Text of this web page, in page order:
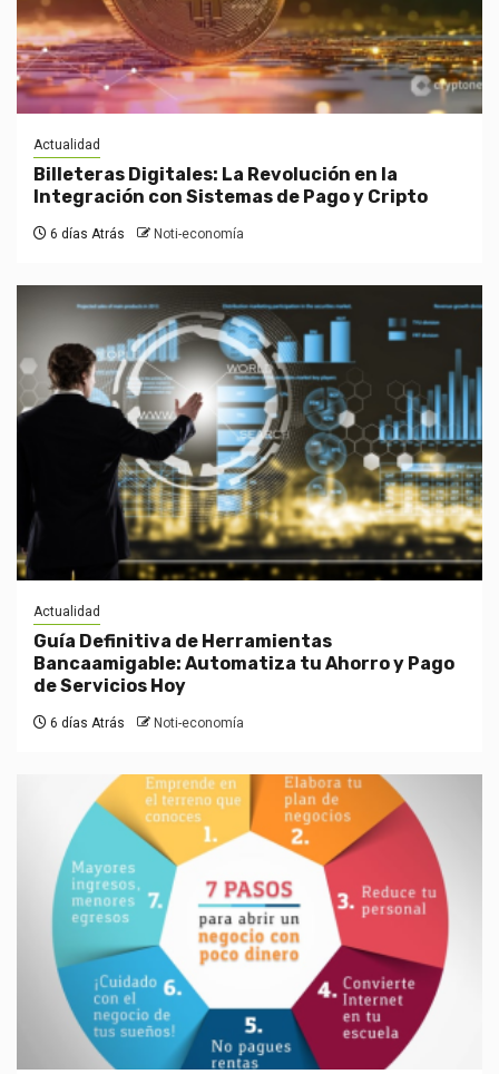
Actualidad
Billeteras Digitales: La Revolución en la
Integración con Sistemas de Pago y Cripto
6 días Atrás Noti-economía
Actualidad
Guía Definitiva de Herramientas
Bancaamigable: Automatiza tu Ahorro y Pago
de Servicios Hoy
6 días Atrás Noti-economía